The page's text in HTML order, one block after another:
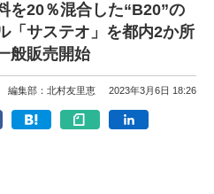
を20％混合した“B20”の
「サステオ」を都内2か所
般販売開始
編集部：北村友里恵 2023年3月6日 18:26